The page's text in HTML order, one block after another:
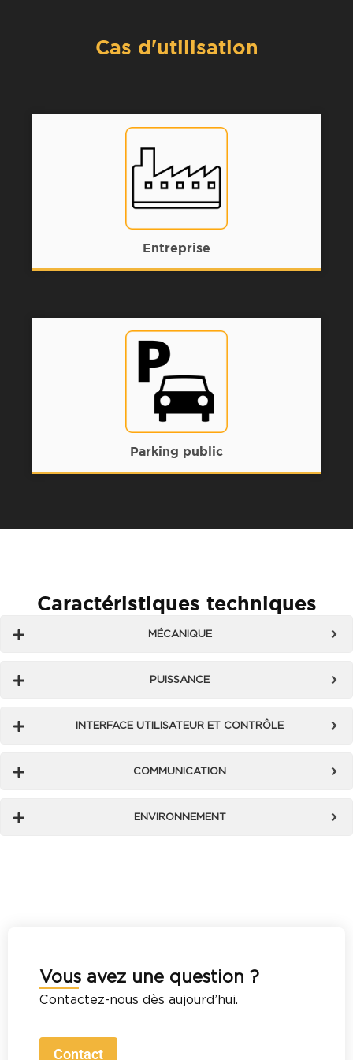
Cas d'utilisation
Entreprise
Parking public
Caractéristiques techniques
MÉCANIQUE
PUISSANCE
INTERFACE UTILISATEUR ET CONTRÔLE
COMMUNICATION
ENVIRONNEMENT
Vous avez une question ?
Contactez-nous dès aujourd’hui.
Contact